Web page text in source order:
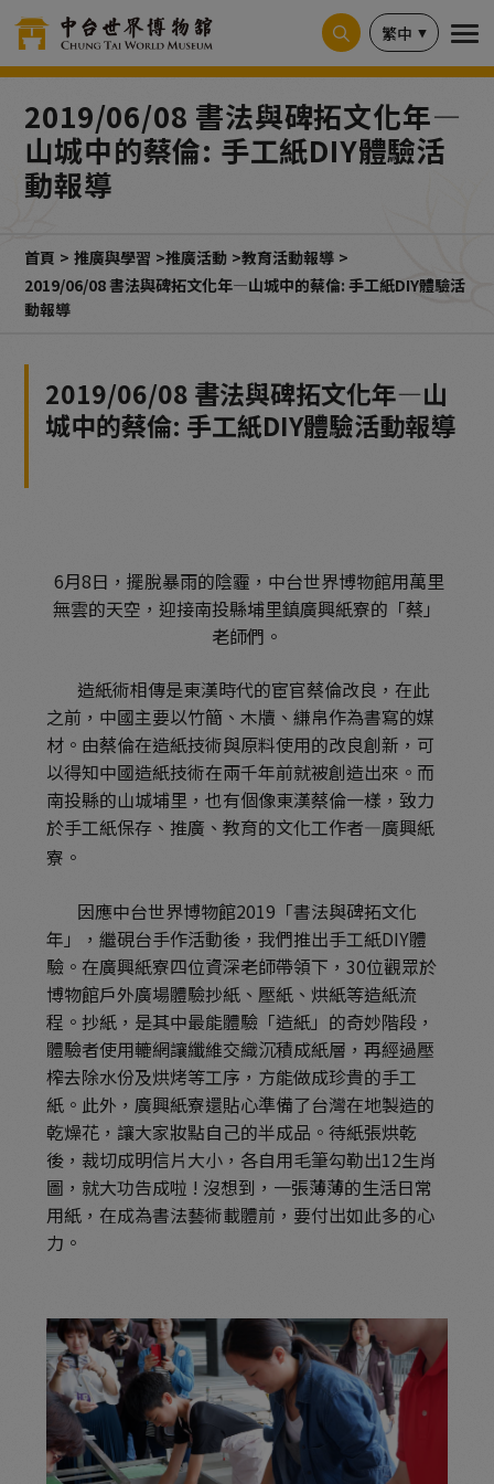
繁中
2019/06/08 書法與碑拓文化年—
山城中的蔡倫: 手工紙DIY體驗活
動報導
首頁 推廣與學習 推廣活動
教育活動報導
2019/06/08 書法與碑拓文化年—山城中的蔡倫: 手工紙DIY體驗活
動報導
2019/06/08 書法與碑拓文化年—山
城中的蔡倫: 手工紙DIY體驗活動報導
6月8日，擺脫暴雨的陰霾，中台世界博物館用萬里
無雲的天空，迎接南投縣埔里鎮廣興紙寮的「蔡」
老師們。
造紙術相傳是東漢時代的宦官蔡倫改良，在此
之前，中國主要以竹簡、木牘、縑帛作為書寫的媒
材。由蔡倫在造紙技術與原料使用的改良創新，可
以得知中國造紙技術在兩千年前就被創造出來。而
南投縣的山城埔里，也有個像東漢蔡倫一樣，致力
於手工紙保存、推廣、教育的文化工作者—廣興紙
寮。
因應中台世界博物館2019「書法與碑拓文化
年」，繼硯台手作活動後，我們推出手工紙DIY體
驗。在廣興紙寮四位資深老師帶領下，30位觀眾於
博物館戶外廣場體驗抄紙、壓紙、烘紙等造紙流
程。抄紙，是其中最能體驗「造紙」的奇妙階段，
體驗者使用轆網讓纖維交織沉積成紙層，再經過壓
榨去除水份及烘烤等工序，方能做成珍貴的手工
紙。此外，廣興紙寮還貼心準備了台灣在地製造的
乾燥花，讓大家妝點自己的半成品。待紙張烘乾
後，裁切成明信片大小，各自用毛筆勾勒出12生肖
圖，就大功告成啦 ! 沒想到，一張薄薄的生活日常
用紙，在成為書法藝術載體前，要付出如此多的心
力。
Cookie管理面板